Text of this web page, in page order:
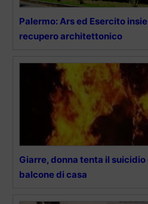
Palermo: Ars ed Esercito
recupero architettonico
Giarre, donna tenta il
balcone di casa